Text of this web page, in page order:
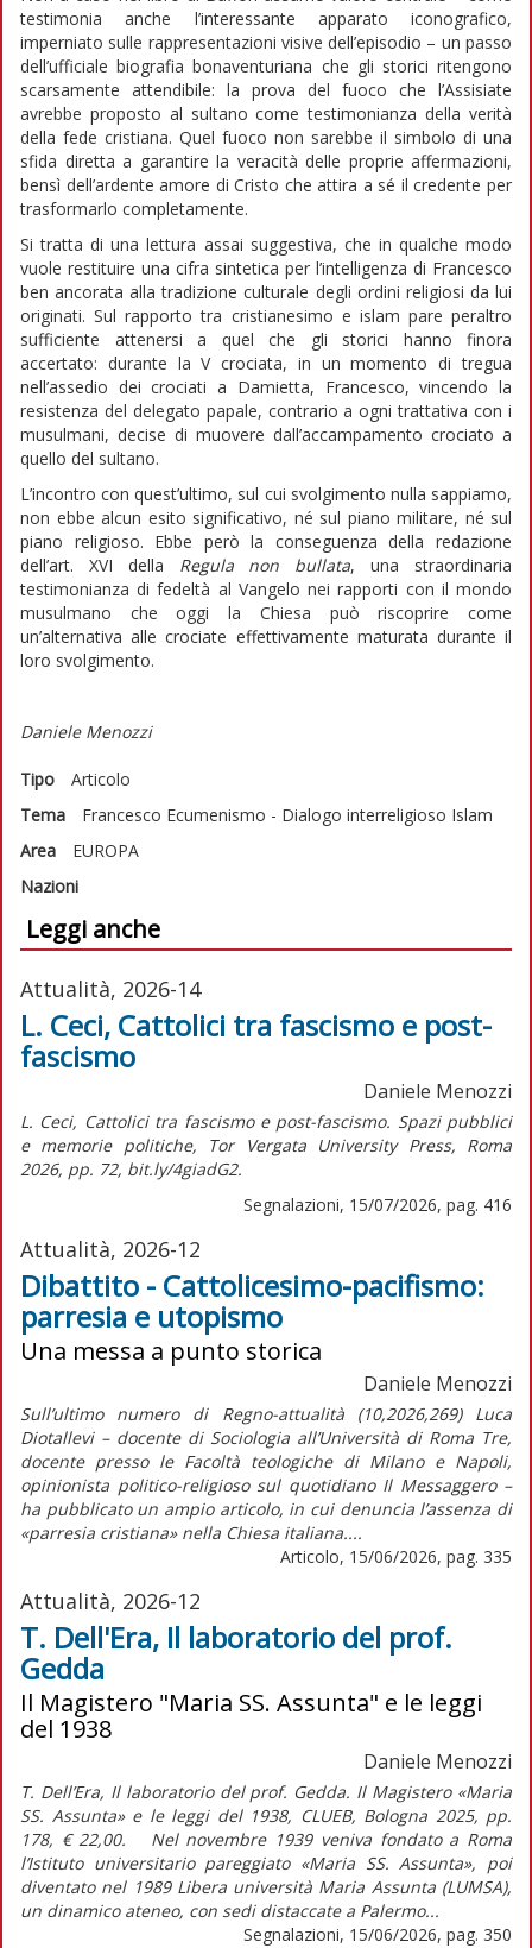
testimonia anche l’interessante apparato iconografico,
imperniato sulle rappresentazioni visive dell’episodio – un passo
dell’ufficiale biografia bonaventuriana che gli storici ritengono
scarsamente attendibile: la prova del fuoco che l’Assisiate
avrebbe proposto al sultano come testimonianza della verità
della fede cristiana. Quel fuoco non sarebbe il simbolo di una
sfida diretta a garantire la veracità delle proprie affermazioni,
bensì dell’ardente amore di Cristo che attira a sé il credente per
trasformarlo completamente.
Si tratta di una lettura assai suggestiva, che in qualche modo
vuole restituire una cifra sintetica per l’intelligenza di Francesco
ben ancorata alla tradizione culturale degli ordini religiosi da lui
originati. Sul rapporto tra cristianesimo e islam pare peraltro
sufficiente attenersi a quel che gli storici hanno finora
accertato: durante la V crociata, in un momento di tregua
nell’assedio dei crociati a Damietta, Francesco, vincendo la
resistenza del delegato papale, contrario a ogni trattativa con i
musulmani, decise di muovere dall’accampamento crociato a
quello del sultano.
L’incontro con quest’ultimo, sul cui svolgimento nulla sappiamo,
non ebbe alcun esito significativo, né sul piano militare, né sul
piano religioso. Ebbe però la conseguenza della redazione
dell’art. XVI della Regula non bullata, una straordinaria
testimonianza di fedeltà al Vangelo nei rapporti con il mondo
musulmano che oggi la Chiesa può riscoprire come
un’alternativa alle crociate effettivamente maturata durante il
loro svolgimento.
Daniele Menozzi
Tipo
Articolo
Tema
Francesco Ecumenismo - Dialogo interreligioso Islam
Area
EUROPA
Nazioni
Leggi anche
Attualità, 2026-14
L. Ceci, Cattolici tra fascismo e post-
fascismo
Daniele Menozzi
L. Ceci, Cattolici tra fascismo e post-fascismo. Spazi pubblici
e memorie politiche, Tor Vergata University Press, Roma
2026, pp. 72, bit.ly/4giadG2.
Segnalazioni, 15/07/2026, pag. 416
Attualità, 2026-12
Dibattito - Cattolicesimo-pacifismo:
parresia e utopismo
Una messa a punto storica
Daniele Menozzi
Sull’ultimo numero di Regno-attualità (10,2026,269) Luca
Diotallevi – docente di Sociologia all’Università di Roma Tre,
docente presso le Facoltà teologiche di Milano e Napoli,
opinionista politico-religioso sul quotidiano Il Messaggero –
ha pubblicato un ampio articolo, in cui denuncia l’assenza di
«parresia cristiana» nella Chiesa italiana....
Articolo, 15/06/2026, pag. 335
Attualità, 2026-12
T. Dell'Era, Il laboratorio del prof.
Gedda
Il Magistero "Maria SS. Assunta" e le leggi
del 1938
Daniele Menozzi
T. Dell’Era, Il laboratorio del prof. Gedda. Il Magistero «Maria
SS. Assunta» e le leggi del 1938, CLUEB, Bologna 2025, pp.
178, € 22,00. Nel novembre 1939 veniva fondato a Roma
l’Istituto universitario pareggiato «Maria SS. Assunta», poi
diventato nel 1989 Libera università Maria Assunta (LUMSA),
un dinamico ateneo, con sedi distaccate a Palermo...
Segnalazioni, 15/06/2026, pag. 350